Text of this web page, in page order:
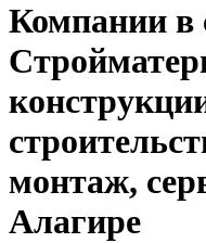
Компании в
монтаж,
Алагире